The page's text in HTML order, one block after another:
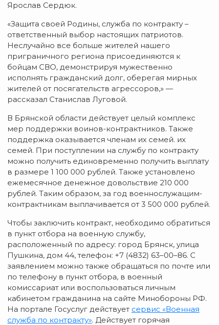
Ярослав Сердюк.
«Защита своей Родины, служба по контракту –
ответственный выбор настоящих патриотов.
Неслучайно все больше жителей нашего
приграничного региона присоединяются к
бойцам СВО, демонстрируя мужественно
исполнять гражданский долг, оберегая мирных
жителей от посягательств агрессоров,» —
рассказал Станислав Луговой.
В Брянской области действует целый комплекс
мер поддержки воинов-контрактников. Также
поддержка оказывается членам их семей. их
семей. При поступлении на службу по контракту
можно получить единовременно получить выплату
в размере 1 100 000 рублей. Также установлено
ежемесячное денежное довольствие 210 000
рублей. Таким образом, за год военнослужащим-
контрактникам выплачивается от 3 500 000 рублей.
Чтобы заключить контракт, необходимо обратиться
в пункт отбора на военную службу,
расположенный по адресу: город Брянск, улица
Пушкина, дом 44, телефон: +7 (4832) 63–00–86. С
заявлением можно также обращаться по почте или
по телефону в пункт отбора, в военный
комиссариат или воспользоваться личным
кабинетом гражданина на сайте Минoбороны РФ.
На портале Госуслуг действует сервис «Военная
служба по контракту». Действует горячая